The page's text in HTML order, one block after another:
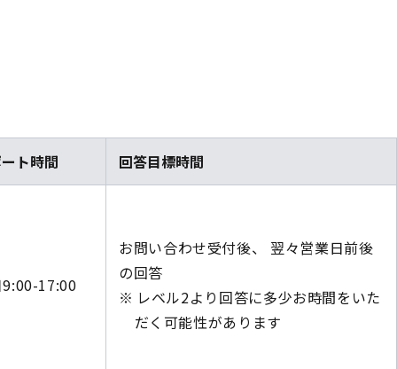
ト時間 回答目標時間
17:00
お問い合わせ受付後、 翌々営業日前後
の回答
レベル2より回答に多少お時間をいた
だく可能性があります